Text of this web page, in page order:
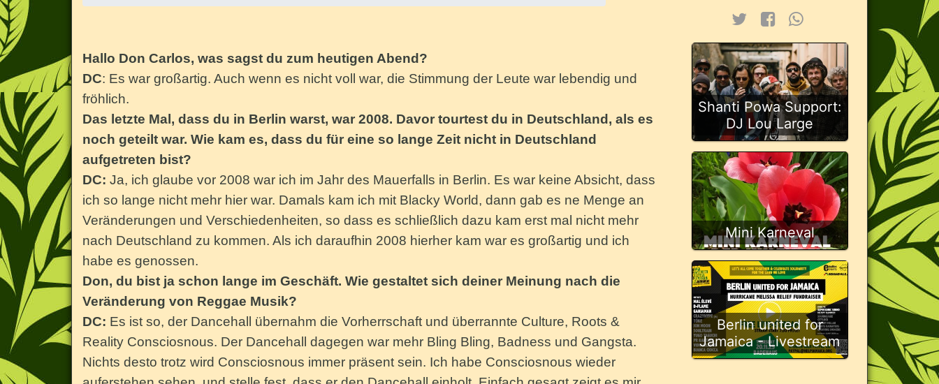
Hallo Don Carlos, was sagst du zum heutigen Abend?
DC: Es war großartig. Auch wenn es nicht voll war, die Stimmung der Leute war lebendig und
fröhlich.
Das letzte Mal, dass du in Berlin warst, war 2008. Davor tourtest du in Deutschland, als es
noch geteilt war. Wie kam es, dass du für eine so lange Zeit nicht in Deutschland
aufgetreten bist?
DC: Ja, ich glaube vor 2008 war ich im Jahr des Mauerfalls in Berlin. Es war keine Absicht, dass
ich so lange nicht mehr hier war. Damals kam ich mit Blacky World, dann gab es ne Menge an
Veränderungen und Verschiedenheiten, so dass es schließlich dazu kam erst mal nicht mehr
nach Deutschland zu kommen. Als ich daraufhin 2008 hierher kam war es großartig und ich
habe es genossen.
Don, du bist ja schon lange im Geschäft. Wie gestaltet sich deiner Meinung nach die
Veränderung von Reggae Musik?
DC: Es ist so, der Dancehall übernahm die Vorherrschaft und überrannte Culture, Roots &
Reality Consciosnous. Der Dancehall dagegen war mehr Bling Bling, Badness und Gangsta.
Nichts desto trotz wird Consciosnous immer präsent sein. Ich habe Consciosnous wieder
Shanti Powa Support:
DJ Lou Large
Mini Karneval
Berlin united for
Jamaica - Livestream